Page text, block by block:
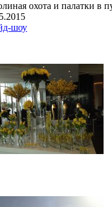
охота и палатки в
шоу